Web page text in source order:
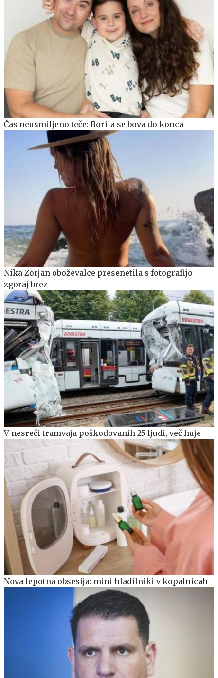
Čas neusmiljeno teče: Borila se bova do konca
Nika Zorjan oboževalce presenetila s fotografijo
zgoraj brez
V nesreči tramvaja poškodovanih 25 ljudi, več huje
Nova lepotna obsesija: mini hladilniki v kopalnicah